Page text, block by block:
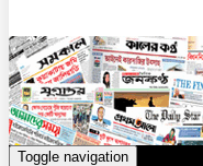
Toggle navigation